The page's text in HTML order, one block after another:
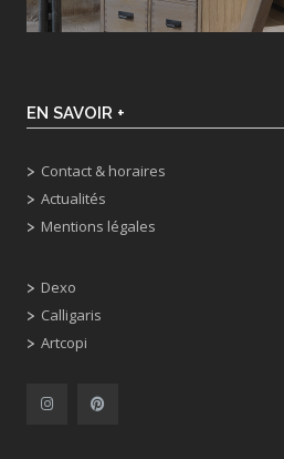
EN SAVOIR +
Contact & horaires
Actualités
Mentions légales
Dexo
Calligaris
Artcopi